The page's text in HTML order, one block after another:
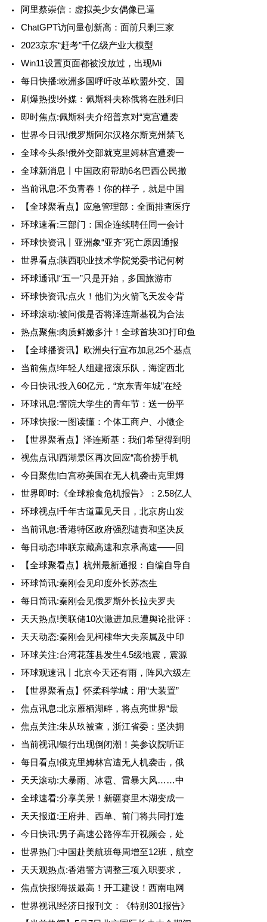
阿里蔡崇信：虚拟美少女偶像已逼
ChatGPT访问量创新高：面前只剩三家
2023京东“赶考”千亿级产业大模型
Win11设置页面都被没放过，出现Mi
每日快播:欧洲多国呼吁改革欧盟外交、国
刷爆热搜!外媒：佩斯科夫称俄将在胜利日
即时焦点:佩斯科夫介绍普京对“克宫遭袭
世界今日讯!俄罗斯阿尔汉格尔斯克州禁飞
全球今头条!俄外交部就克里姆林宫遭袭一
全球新消息丨中国政府帮助6名巴西公民撤
当前讯息:不负青春！你的样子，就是中国
【全球聚看点】应急管理部：全面排查医疗
环球速看:三部门：国企连续聘任同一会计
环球快资讯丨亚洲象“亚齐”死亡原因通报
世界看点:陕西职业技术学院党委书记何树
环球通讯!“五一”只是开始，多国旅游市
环球快资讯:点火！他们为火箭飞天发令背
环球滚动:被问俄是否将泽连斯基视为合法
热点聚焦:肉质鲜嫩多汁！全球首块3D打印鱼
【全球播资讯】欧洲央行宣布加息25个基点
当前焦点!年轻人组建摇滚乐队，海淀西北
今日快讯:投入60亿元，“京东青年城”在经
环球讯息:警院大学生的青年节：送一份平
环球快报:一图读懂：个体工商户、小微企
【世界聚看点】泽连斯基：我们希望得到明
视焦点讯!西湖景区再次回应“高价捞手机
今日聚焦!白宫称美国在无人机袭击克里姆
世界即时:《全球粮食危机报告》：2.58亿人
环球视点!千年古道重见天日，北京房山发
当前讯息:香港特区政府强烈谴责和坚决反
每日动态!串联京藏高速和京承高速——回
【全球聚看点】杭州最新通报：自编自导自
环球简讯:秦刚会见印度外长苏杰生
每日简讯:秦刚会见俄罗斯外长拉夫罗夫
天天热点!美联储10次激进加息遭舆论批评：
天天动态:秦刚会见柯棣华大夫亲属及中印
环球关注:台湾花莲县发生4.5级地震，震源
环球观速讯丨北京今天还有雨，阵风六级左
【世界聚看点】怀柔科学城：用“大装置”
焦点讯息:北京雁栖湖畔，将点亮世界“最
焦点关注:朱从玖被查，浙江省委：坚决拥
当前视讯!银行出现倒闭潮！美参议院听证
每日看点!俄克里姆林宫遭无人机袭击，俄
天天滚动:大暴雨、冰雹、雷暴大风……中
全球速看:分享美景！新疆赛里木湖变成一
天天报道:王府井、西单、前门将共同打造
今日快讯:男子高速公路停车开视频会，处
世界热门:中国赴美航班每周增至12班，航空
天天观热点:香港警方调整三项入职要求，
焦点快报!海拔最高！开工建设！西南电网
世界视讯!经济日报刊文：《特别301报告》